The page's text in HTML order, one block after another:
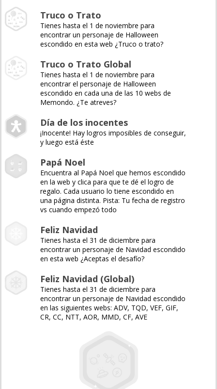
Truco o Trato
Tienes hasta el 1 de noviembre para
encontrar un personaje de Halloween
escondido en esta web ¿Truco o trato?
Truco o Trato Global
Tienes hasta el 1 de noviembre para
encontrar el personaje de Halloween
escondido en cada una de las 10 webs de
Memondo. ¿Te atreves?
Día de los inocentes
¡Inocente! Hay logros imposibles de conseguir,
y luego está éste
Papá Noel
Encuentra al Papá Noel que hemos escondido
en la web y clica para que te dé el logro de
regalo. Cada usuario lo tiene escondido en
una página distinta. Pista: Tu fecha de registro
vs cuando empezó todo
Feliz Navidad
Tienes hasta el 31 de diciembre para
encontrar un personaje de Navidad escondido
en esta web ¿Aceptas el desafío?
Feliz Navidad (Global)
Tienes hasta el 31 de diciembre para
encontrar un personaje de Navidad escondido
en las siguientes webs: ADV, TQD, VEF, GIF,
CR, CC, NTT, AOR, MMD, CF, AVE